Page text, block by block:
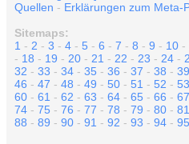
Quellen - Erklärungen zum Meta-
Sitemaps:
1 - 2 - 3 - 4 - 5 - 6 - 7 - 8 - 9 - 10 -
- 18 - 19 - 20 - 21 - 22 - 23 - 24 -
32 - 33 - 34 - 35 - 36 - 37 - 38 - 39
46 - 47 - 48 - 49 - 50 - 51 - 52 - 53
60 - 61 - 62 - 63 - 64 - 65 - 66 - 67
74 - 75 - 76 - 77 - 78 - 79 - 80 - 81
88 - 89 - 90 - 91 - 92 - 93 - 94 - 95